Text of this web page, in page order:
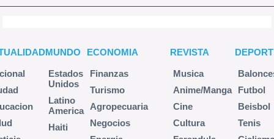
MUNDO
Estados
Unidos
Latino
America
Haiti
ECONOMIA
Finanzas
Turismo
Agropecuaria
Negocios
REVISTA
Musica
Anime/Manga
Cine
Cultura
Futbol
Beisbol
Tenis